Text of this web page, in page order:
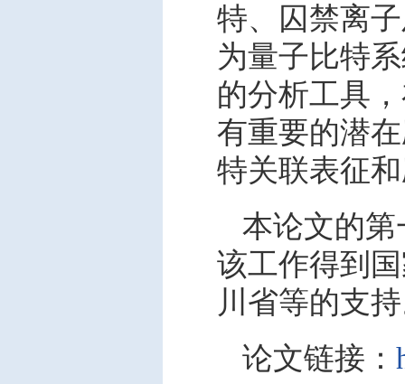
特、囚禁离
为量子比特
的分析工具
有重要的潜
特关联表征
本论文的
该工作得到
川省等的支
论文链接：